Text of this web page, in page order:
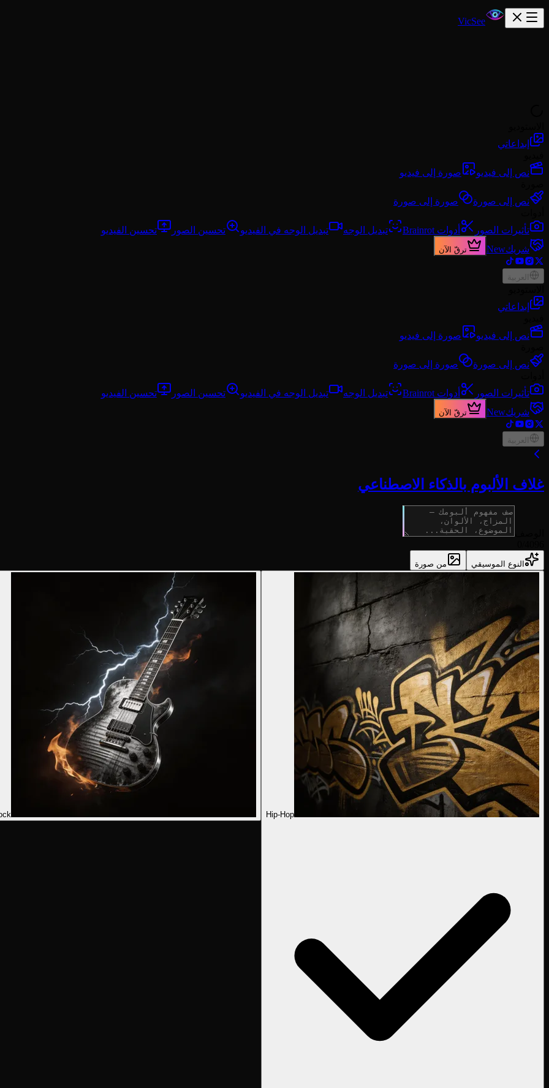
VicSee
إبداعاتي
نص إلى فيديو
صورة إلى فيديو
نص إلى صورة
صورة إلى صورة
تأثيرات الصور
أدوات Brainrot تبديل الوجه تبديل الوجه في الفيديو تحسين الصور
تحسين الفيديو
شريكNew ترقّ الآن
العربية
إبداعاتي
نص إلى فيديو
صورة إلى فيديو
نص إلى صورة
صورة إلى صورة
تأثيرات الصور
أدوات Brainrot تبديل الوجه تبديل الوجه في الفيديو تحسين الصور
تحسين الفيديو
شريكNew ترقّ الآن
العربية
غلاف الألبوم بالذكاء الاصطناعي
النوع الموسيقي من صورة
Hip-Hop